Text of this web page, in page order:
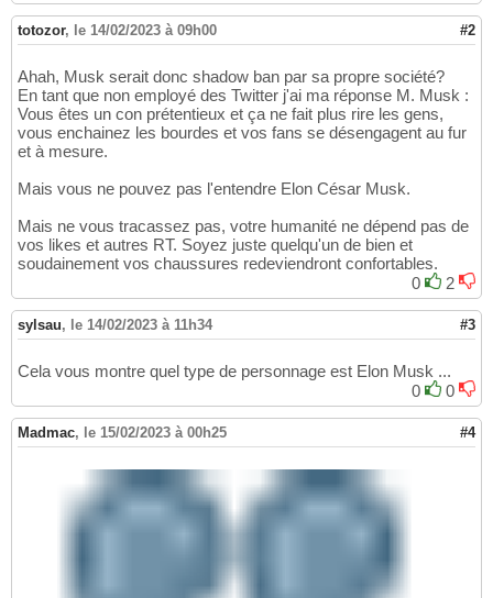
totozor, le 14/02/2023 à 09h00 #2
Ahah, Musk serait donc shadow ban par sa propre société?
En tant que non employé des Twitter j'ai ma réponse M. Musk :
Vous êtes un con prétentieux et ça ne fait plus rire les gens,
vous enchainez les bourdes et vos fans se désengagent au fur
et à mesure.
Mais vous ne pouvez pas l'entendre Elon César Musk.
Mais ne vous tracassez pas, votre humanité ne dépend pas de
vos likes et autres RT. Soyez juste quelqu'un de bien et
soudainement vos chaussures redeviendront confortables.
0
2
sylsau, le 14/02/2023 à 11h34 #3
Cela vous montre quel type de personnage est Elon Musk ...
0
0
Madmac, le 15/02/2023 à 00h25 #4